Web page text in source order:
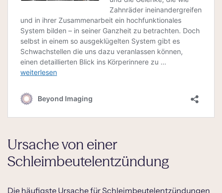
Ursache von einer
Schleimbeutelentzündung
Die häufigste Ursache für Schleimbeutelentzündungen